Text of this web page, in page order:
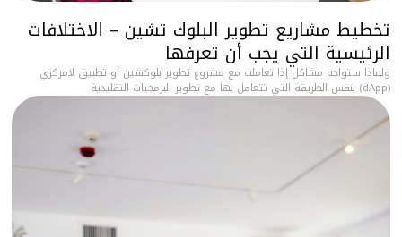
تخطيط مشاريع تطوير البلوك تشين – الاختلافات
الرئيسية التي يجب أن تعرفها
ولماذا ستواجه مشاكل إذا تعاملت مع مشروع تطوير بلوكشين أو تطبيق لامركزي
(dApp) بنفس الطريقة التي تتعامل بها مع تطوير البرمجيات التقليدية